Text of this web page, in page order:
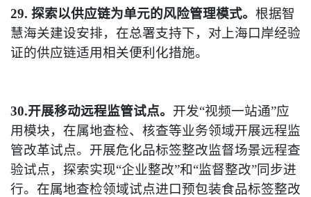
29. 探索以供应链为单元的风险管理模式。 根据智
慧海关建设安排，在总署支持下，对上海口岸经验
证的供应链适用相关便利化措施。
30.开展移动远程监管试点。 开发“视频一站通”应
用模块，在属地查检、核查等业务领域开展远程监
管改革试点。开展危化品标签整改监督场景远程查
验试点，探索实现“企业整改”和“监督整改”同步进
行。在属地查检领域试点进口预包装食品标签整改